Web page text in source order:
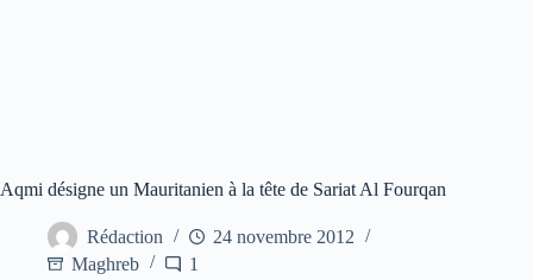
Aqmi désigne un Mauritanien à la tête de Sariat Al Fourqan
Rédaction
24 novembre 2012
Maghreb
1